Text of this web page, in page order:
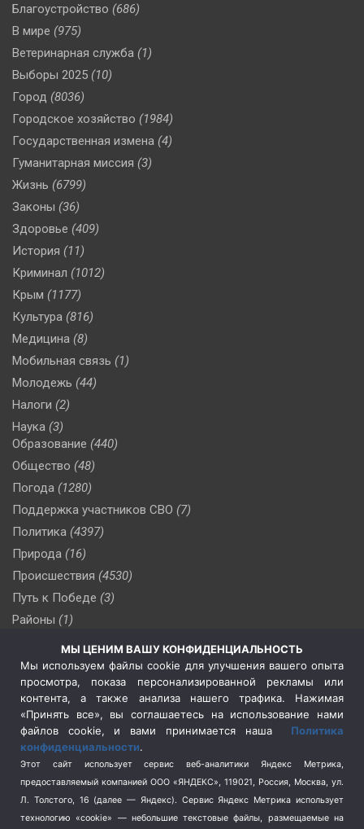
Благоустройство (686)
В мире (975)
Ветеринарная служба (1)
Выборы 2025 (10)
Город (8036)
Городское хозяйство (1984)
Государственная измена (4)
Гуманитарная миссия (3)
Жизнь (6799)
Законы (36)
Здоровье (409)
История (11)
Криминал (1012)
Крым (1177)
Культура (816)
Медицина (8)
Мобильная связь (1)
Молодежь (44)
Налоги (2)
Наука (3)
Образование (440)
Общество (48)
Погода (1280)
Поддержка участников СВО (7)
Политика (4397)
Природа (16)
Происшествия (4530)
Путь к Победе (3)
Районы (1)
(510)
Сельское хозяйство (3)
Социальная политика
(3)
Спецоперация в Украине
Спецоперация на Украине
(404)
Спорт (740)
Терроризм (1)
Транспорт (262)
МЫ ЦЕНИМ ВАШУ КОНФИДЕНЦИАЛЬНОСТЬ
Мы используем файлы cookie для улучшения вашего опыта
просмотра, показа персонализированной рекламы или
контента, а также анализа нашего трафика. Нажимая
«Принять все», вы соглашаетесь на использование нами
файлов cookie, и вами принимается наша Политика
конфиденциальности.
Этот сайт использует сервис веб-аналитики Яндекс Метрика,
предоставляемый компанией ООО «ЯНДЕКС», 119021, Россия, Москва, ул.
Л. Толстого, 16 (далее — Яндекс). Сервис Яндекс Метрика использует
технологию «cookie» — небольшие текстовые файлы, размещаемые на